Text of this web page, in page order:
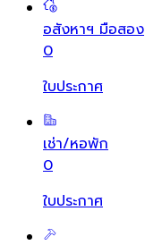
อสังหาฯ มือสอง
0
ใบประกาศ
เช่า/หอพัก
0
ใบประกาศ